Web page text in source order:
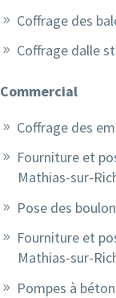
Coffrage des
Coffrage dalle
Commercial
Coffrage des
Fourniture et
Mathias-sur-
Pose des
Fourniture et
Mathias-sur-
Pompes à